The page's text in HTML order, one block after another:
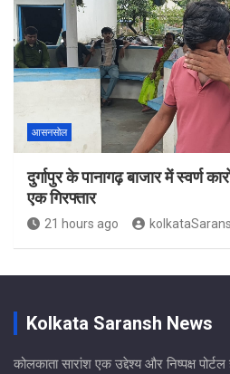
आसनसोल
दुर्गापुर के पानागढ़ बाजार में स्वर्ण
एक गिरफ्तार
21 hours ago
Kolkata Saransh News
कोलकाता सारांश एक उद्देश्य और निष्पक्ष